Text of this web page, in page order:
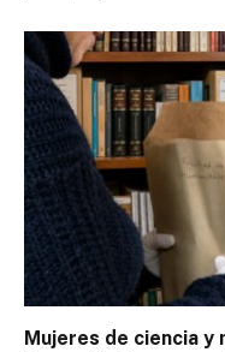
Mujeres de ciencia y